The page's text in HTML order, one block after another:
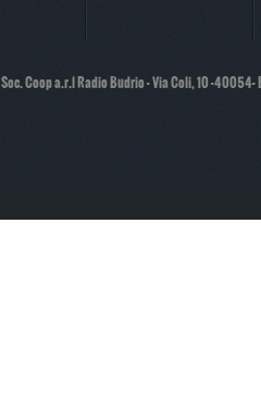
Soc. Coop a.r.l Radio Budrio - Via Coli, 10 -40054-